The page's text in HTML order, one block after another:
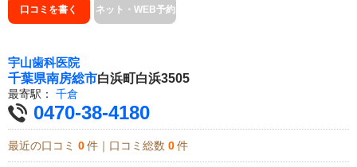
口コミを書く ネット・WEB予約
宇山歯科医院
千葉県南房総市白浜町白浜3505
最寄駅： 千倉
0470-38-4180
最近の口コミ 0 件｜口コミ総数 0 件